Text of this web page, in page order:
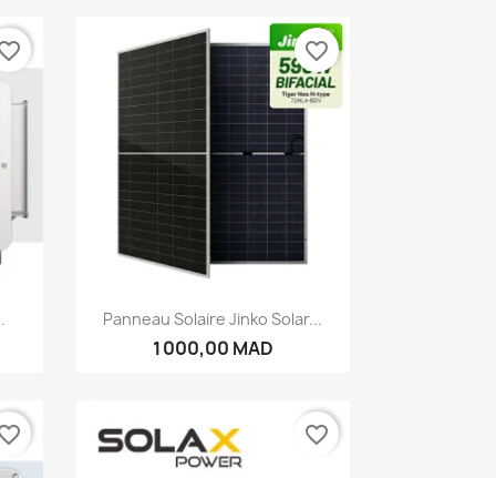
Aperçu rapide
Panneau Solaire Jinko Solar...
1 000,00 MAD
favorite_border
favorite_border